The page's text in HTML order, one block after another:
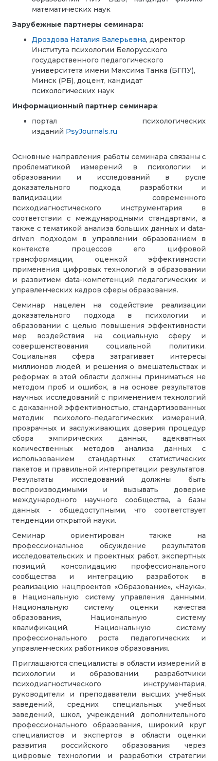
математических наук
Зарубежные партнеры семинара:
Дроздова Наталия Валерьевна, директор
Института психологии Белорусского
государственного педагогического
университета имени Максима Танка (БГПУ),
Минск (РБ), доцент, кандидат
психологических наук
Информационный партнер семинара:
портал психологических
изданий PsyJournals.ru
Основные направления работы семинара связаны с
проблематикой измерений в психологии и
образовании и исследований в русле
доказательного подхода, разработки и
валидизации современного
психодиагностического инструментария в
соответствии с международными стандартами, а
также с тематикой анализа больших данных и data-
driven подходом в управлении образованием в
контексте процессов его цифровой
трансформации, оценкой эффективности
применения цифровых технологий в образовании
и развитием data-компетенций педагогических и
управленческих кадров сферы образования.
Семинар нацелен на содействие реализации
доказательного подхода в психологии и
образовании с целью повышения эффективности
мер воздействия на социальную сферу и
совершенствования социальной политики.
Социальная сфера затрагивает интересы
миллионов людей, и решения о вмешательствах и
реформах в этой области должны приниматься не
методом проб и ошибок, а на основе результатов
научных исследований с применением технологий
с доказанной эффективностью, стандартизованных
методик психолого-педагогических измерений,
прозрачных и заслуживающих доверия процедур
сбора эмпирических данных, адекватных
количественных методов анализа данных с
использованием стандартных статистических
пакетов и правильной интерпретации результатов.
Результаты исследований должны быть
воспроизводимыми и вызывать доверие
международного научного сообщества, а базы
данных - общедоступными, что соответствует
тенденции открытой науки.
Семинар ориентирован также на
профессиональное обсуждение результатов
исследовательских и проектных работ, экспертных
позиций, консолидацию профессионального
сообщества и интеграцию разработок в
реализацию нацпроектов «Образование», «Наука»,
в Национальную систему управления данными,
Национальную систему оценки качества
образования, Национальную систему
квалификаций, Национальную систему
профессионального роста педагогических и
управленческих работников образования.
Приглашаются специалисты в области измерений в
психологии и образовании, разработчики
психодиагностического инструментария,
руководители и преподаватели высших учебных
заведений, средних специальных учебных
заведений, школ, учреждений дополнительного
профессионального образования, широкий круг
специалистов и экспертов в области оценки
развития российского образования через
цифровые технологии и разработки стратегии